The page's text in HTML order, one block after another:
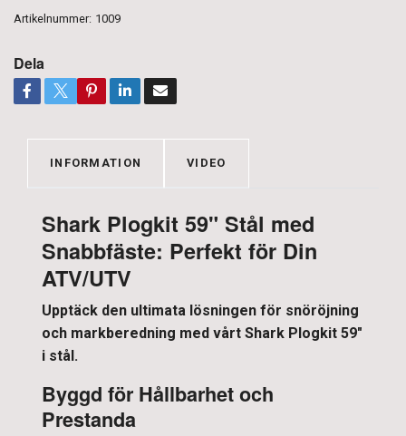
Artikelnummer: 1009
Dela
INFORMATION VIDEO
Shark Plogkit 59" Stål med
Snabbfäste: Perfekt för Din
ATV/UTV
Upptäck den ultimata lösningen för snöröjning
och markberedning med vårt Shark Plogkit 59"
i stål.
Byggd för Hållbarhet och
Prestanda